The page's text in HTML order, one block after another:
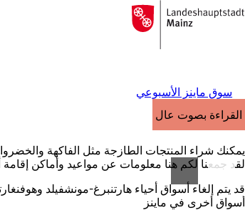
الانتقال إلى المحتوى
إلى
الصفحة
سوق ماينز الأسبوعي
القراءة بصوت عالٍ
يمكنك شراء المنتجات الطازجة مثل الفاكهة
لقد جمعنا لكم هنا معلومات عن مواعيد وأماكن إقامة
قد يتم إلغاء أسواق أحياء هارتنبرغ-مونشفيلد
أسواق أخرى في ماينز